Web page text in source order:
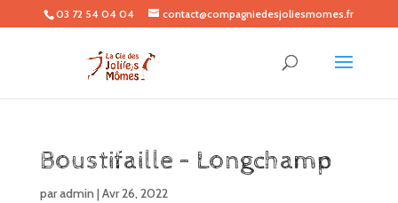
03 72 54 04 04 contact@compagniedesjoliesmomes.fr
Boustifaille – Longchamp
paradmin |Avr 26, 2022